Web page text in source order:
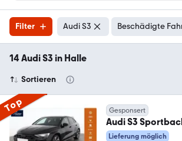
Filter Audi S3 Beschädigte
14 Audi S3 in Halle
Sortieren
Top Gesponsert
Audi S3
up/VCP/LED/
Lieferung möglich